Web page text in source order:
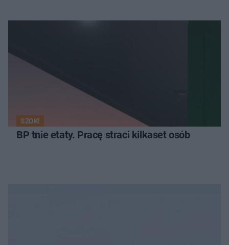
SZOK!
BP tnie etaty. Pracę straci kilkaset osób